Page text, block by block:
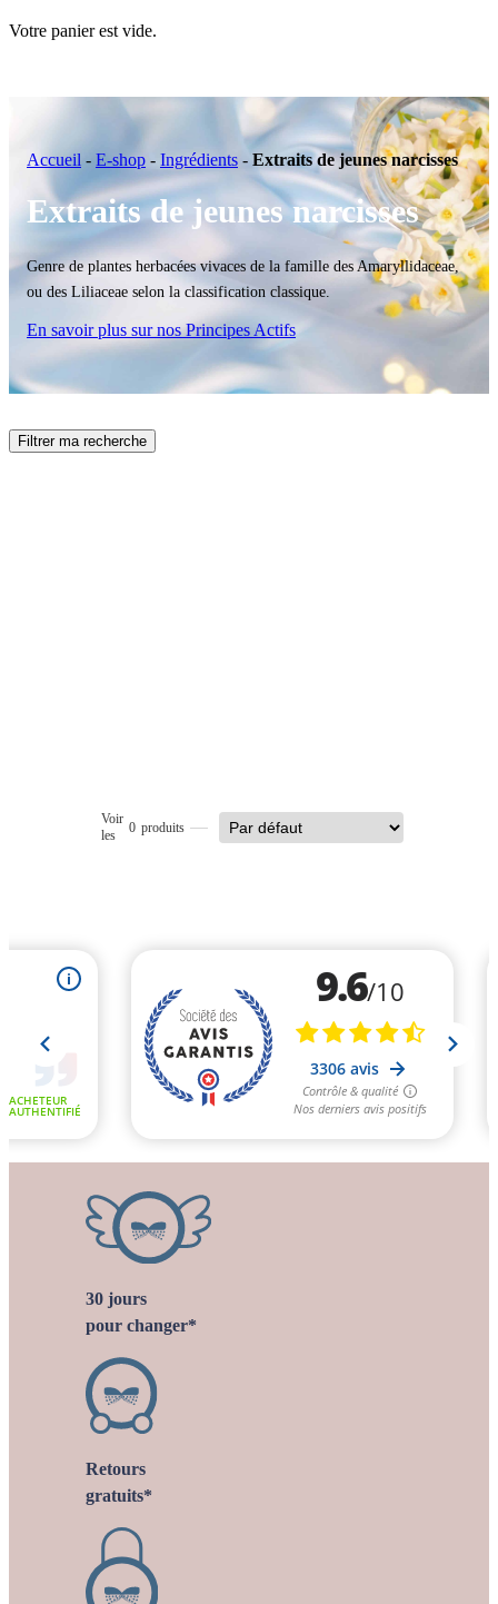
Votre panier est vide.
Accueil - E-shop - Ingrédients - Extraits de jeunes narcisses
Extraits de jeunes narcisses
Genre de plantes herbacées vivaces de la famille des Amaryllidaceae,
ou des Liliaceae selon la classification classique.
En savoir plus sur nos Principes Actifs
Filtrer ma recherche
Voir
les
0 produits
30 jours
pour changer*
Retours
gratuits*